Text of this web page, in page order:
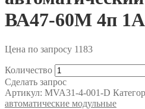
ВА47-60M 4п
Цена по запросу 1183
Количество
Сделать запрос
Артикул: MVA31-4-001-D
автоматические модульные